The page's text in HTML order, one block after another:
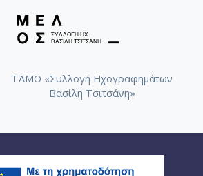
ΤΑΜΟ «Συλλογή Ηχογραφημάτων
Βασίλη Τσιτσάνη»